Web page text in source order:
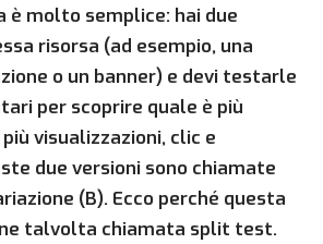
è molto semplice: hai due
risorsa (ad esempio, una
o un banner) e devi testarle
per scoprire quale è più
visualizzazioni, clic e
due versioni sono chiamate
(B). Ecco perché questa
talvolta chiamata split test.